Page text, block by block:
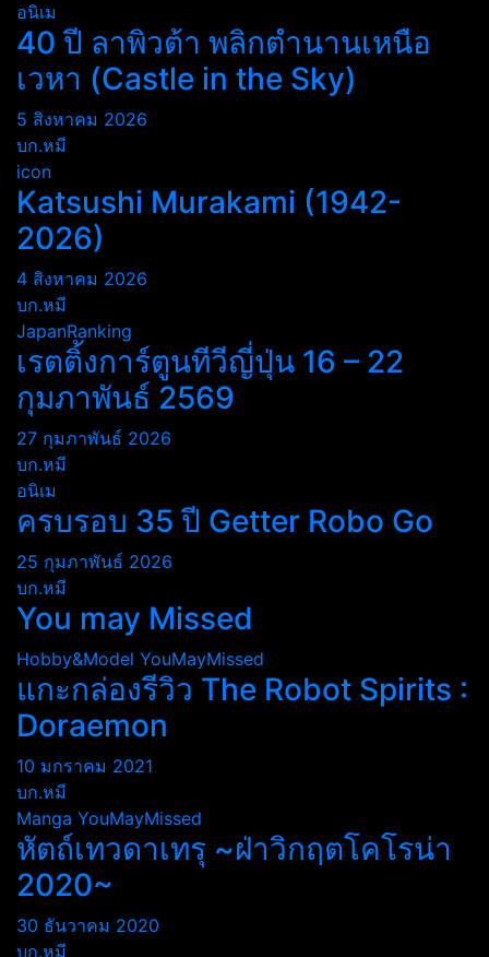
อนิเม
40 ปี ลาพิวต้า พลิกตำนานเหนือ
เวหา (Castle in the Sky)
5 สิงหาคม 2026
บก.หมี
icon
Katsushi Murakami (1942-
2026)
4 สิงหาคม 2026
บก.หมี
JapanRanking
เรตติ้งการ์ตูนทีวีญี่ปุ่น 16 – 22
กุมภาพันธ์ 2569
27 กุมภาพันธ์ 2026
บก.หมี
อนิเม
ครบรอบ 35 ปี Getter Robo Go
25 กุมภาพันธ์ 2026
บก.หมี
You may Missed
Hobby&Model YouMayMissed
แกะกล่องรีวิว The Robot Spirits :
Doraemon
10 มกราคม 2021
บก.หมี
Manga YouMayMissed
หัตถ์เทวดาเทรุ ~ฝ่าวิกฤตโคโรน่า
2020~
30 ธันวาคม 2020
บก.หมี